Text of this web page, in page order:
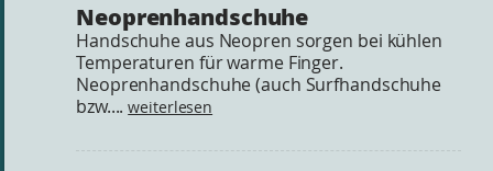
Neoprenhandschuhe
Handschuhe aus Neopren sorgen bei kühlen
Temperaturen für warme Finger.
Neoprenhandschuhe (auch Surfhandschuhe
bzw....weiterlesen